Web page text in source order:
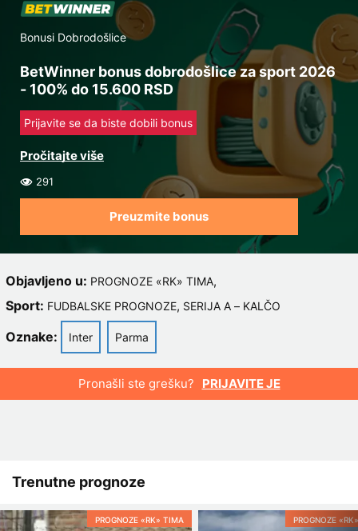
Bonusi Dobrodošlice
BetWinner bonus dobrodošlice za sport 2026
- 100% do 15.600 RSD
Prijavite se da biste dobili bonus
291
Preuzmite bonus
Objavljeno u: PROGNOZE «RK» TIMA,
Sport: FUDBALSKE PROGNOZE, SERIJA A – KALČO
Oznake: Inter Parma
Pronašli ste grešku? PRIJAVITE JE
Trenutne prognoze
PROGNOZE «RK» TIMA PROGNOZE